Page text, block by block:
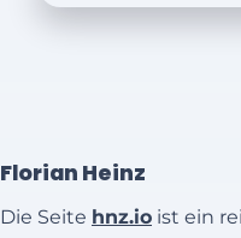
Florian Heinz
Die Seite hnz.io ist ein